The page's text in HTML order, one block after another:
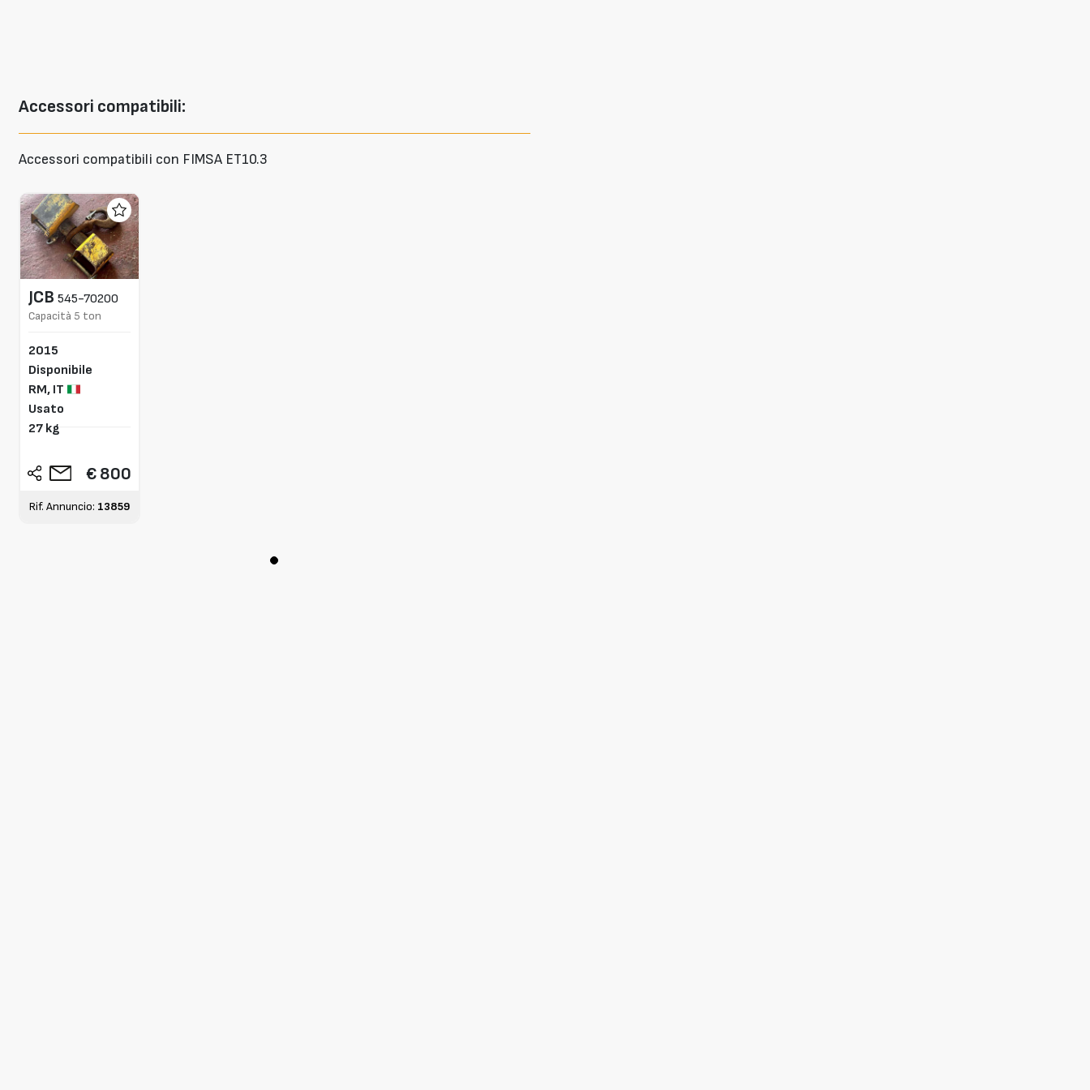
Accessori compatibili:
Accessori compatibili con FIMSA ET10.3
JCB 545-70200
Capacità 5 ton
2015
Disponibile
RM,IT
Usato
27 kg
€ 800
Rif. Annuncio: 13859